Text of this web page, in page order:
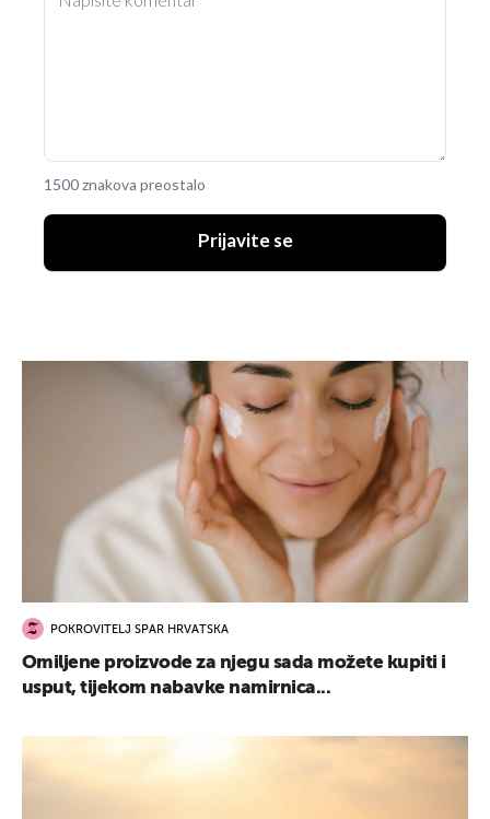
1500 znakova preostalo
Prijavite se
POKROVITELJ SPAR HRVATSKA
Omiljene proizvode za njegu sada možete kupiti i
usput, tijekom nabavke namirnica...